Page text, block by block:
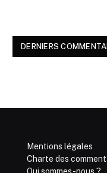
DERNIERS
Mentions légales
Charte des